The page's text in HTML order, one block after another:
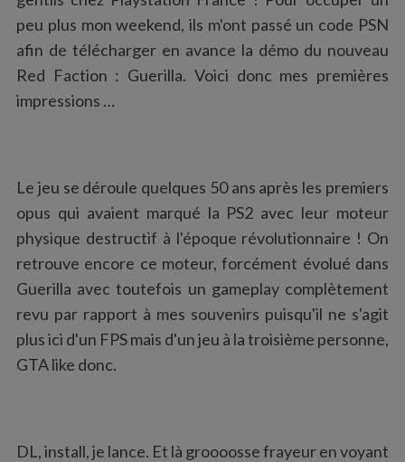
:
peu plus mon weekend, ils m'ont passé un code PSN
afin de télécharger en avance la démo du nouveau
Red Faction : Guerilla. Voici donc mes premières
impressions …
Le jeu se déroule quelques 50 ans après les premiers
opus qui avaient marqué la PS2 avec leur moteur
physique destructif à l'époque révolutionnaire ! On
retrouve encore ce moteur, forcément évolué dans
Guerilla avec toutefois un gameplay complètement
revu par rapport à mes souvenirs puisqu'il ne s'agit
plus ici d'un FPS mais d'un jeu à la troisième personne,
GTA like donc.
DL, install, je lance. Et là groooosse frayeur en voyant